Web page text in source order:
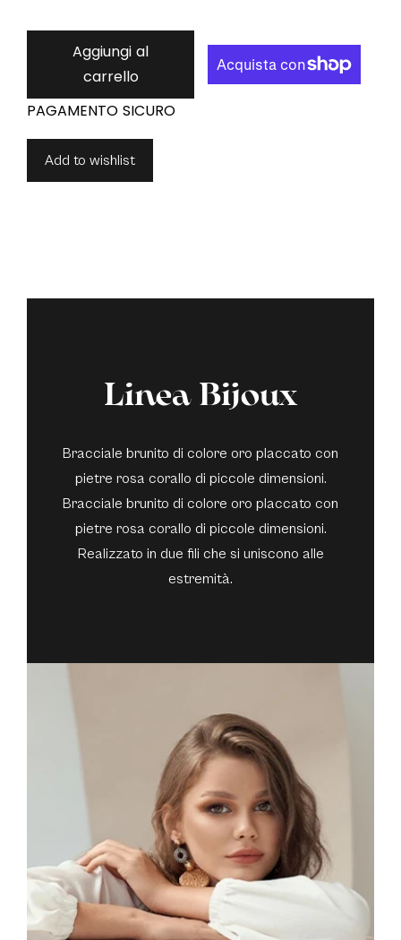
Aggiungi al
carrello
Add to wishlist
Linea Bijoux
Bracciale brunito di colore oro placcato con
pietre rosa corallo di piccole dimensioni.
Bracciale brunito di colore oro placcato con
pietre rosa corallo di piccole dimensioni.
Realizzato in due fili che si uniscono alle
estremità.